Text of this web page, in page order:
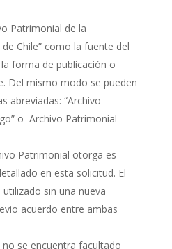
Patrimonial de la
Chile” como la fuente del
forma de publicación o
Del mismo modo se pueden
abreviadas: “Archivo
o Archivo Patrimonial
Patrimonial otorga es
en esta solicitud. El
sin una nueva
acuerdo entre ambas
se encuentra facultado